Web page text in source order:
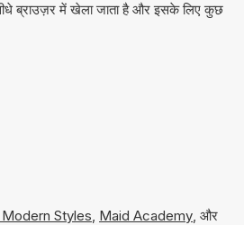
ब्राउज़र में खेला जाता है और इसके लिए कुछ
Styles, Maid Academy, और